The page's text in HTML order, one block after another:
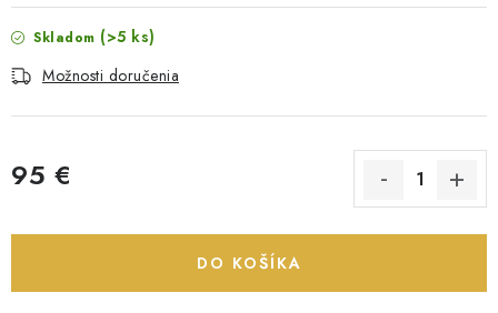
Skladom (>5 ks)
Možnosti doručenia
95 €
DO KOŠÍKA